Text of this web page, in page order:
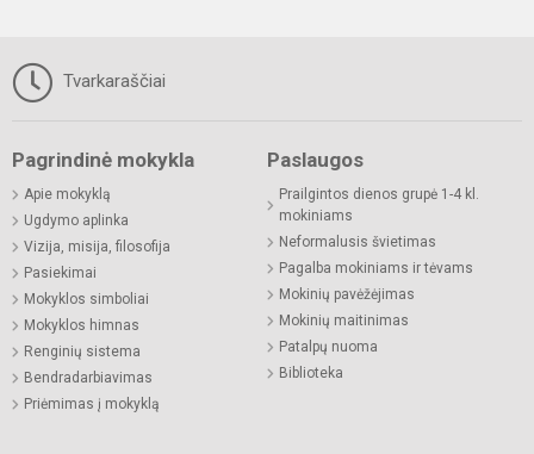
Tvarkaraščiai
Pagrindinė mokykla
Apie mokyklą
Ugdymo aplinka
Vizija, misija, filosofija
Pasiekimai
Mokyklos simboliai
Mokyklos himnas
Renginių sistema
Bendradarbiavimas
Priėmimas į mokyklą
Paslaugos
Prailgintos dienos grupė 1-4 kl.
mokiniams
Neformalusis švietimas
Pagalba mokiniams ir tėvams
Mokinių pavėžėjimas
Mokinių maitinimas
Patalpų nuoma
Biblioteka